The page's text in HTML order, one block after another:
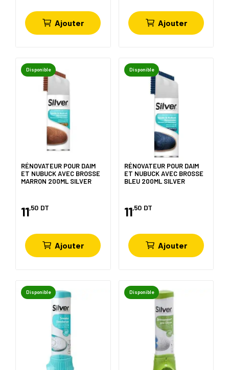
Ajouter Ajouter
Disponible
RÉNOVATEUR POUR DAIM
ET NUBUCK AVEC BROSSE
MARRON 200ML SILVER
11,50 DT
Ajouter
Disponible
RÉNOVATEUR POUR DAIM
ET NUBUCK AVEC BROSSE
BLEU 200ML SILVER
11,50 DT
Ajouter
Disponible Disponible